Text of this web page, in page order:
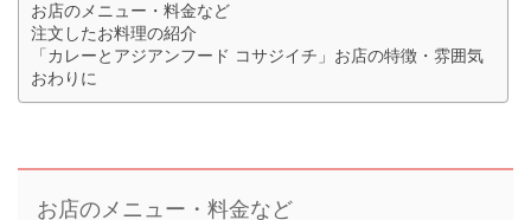
お店のメニュー・料金など
注文したお料理の紹介
「カレーとアジアンフード コサジイチ」お店の特徴・雰囲気
おわりに
お店のメニュー・料金など